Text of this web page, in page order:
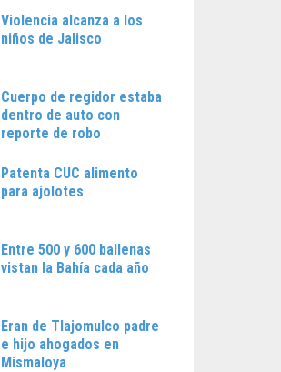
Violencia alcanza a los
niños de Jalisco
Cuerpo de regidor estaba
dentro de auto con
reporte de robo
Patenta CUC alimento
para ajolotes
Entre 500 y 600 ballenas
vistan la Bahía cada año
Eran de Tlajomulco padre
e hijo ahogados en
Mismaloya